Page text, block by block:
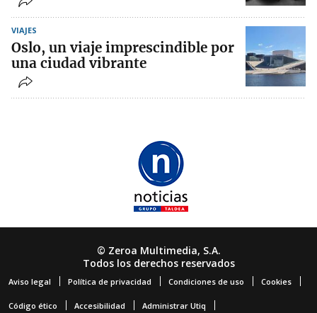
VIAJES
Oslo, un viaje imprescindible por
una ciudad vibrante
© Zeroa Multimedia, S.A.
Todos los derechos reservados
Aviso legal Política de privacidad Condiciones de uso Cookies
Código ético Accesibilidad Administrar Utiq